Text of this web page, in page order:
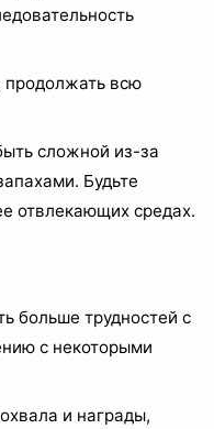
продолжать всю
сложной из-за
Будьте
отвлекающих средах.
больше трудностей с
с некоторыми
и награды,